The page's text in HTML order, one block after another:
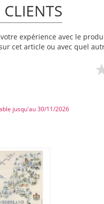
CLIENTS
expérience avec le
cet article ou avec quel
jusqu'au 30/11/2026